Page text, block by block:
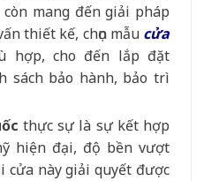
mang đến giải pháp
thiết kế, chọn mẫu cửa
hợp, cho đến lắp đặt
sách bảo hành, bảo trì
thực sự là sự kết hợp
hiện đại, độ bền vượt
này giải quyết được